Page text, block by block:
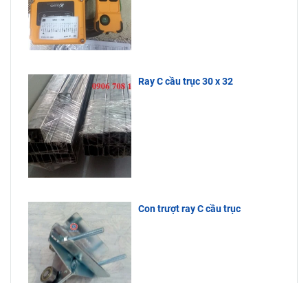
liên hệ đến
Công Ty
Bách Phương
để được tư
dài.
Ray C cầu trục 30 x 32
Con trượt ray C cầu trục